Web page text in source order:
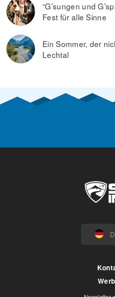
“G’sungen und
Fest für alle Sinne
Ein Sommer, der
Lechtal